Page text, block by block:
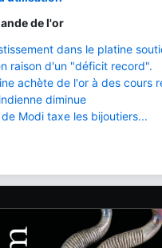
de l'or
dans le platine
raison d'un "déficit record".
achète de l'or à des cours
diminue
Modi taxe les bijoutiers...